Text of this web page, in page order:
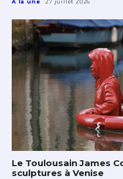
A la une 27 juillet 2026
Le Toulousain James
sculptures à Venise